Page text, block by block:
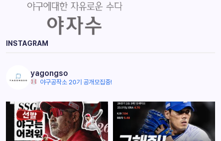
INSTAGRAM
yagongso
야구공작소 20기 공개모집중!